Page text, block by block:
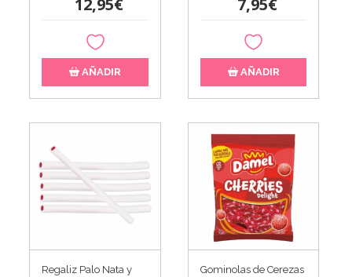
AÑADIR AÑADIR
Regaliz Palo Nata y
Gominolas de Cerezas